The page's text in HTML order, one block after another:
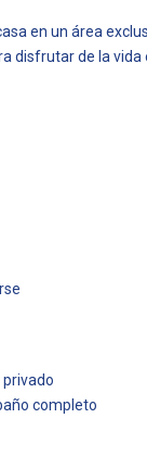
en un área
disfrutar de la vida
privado
completo